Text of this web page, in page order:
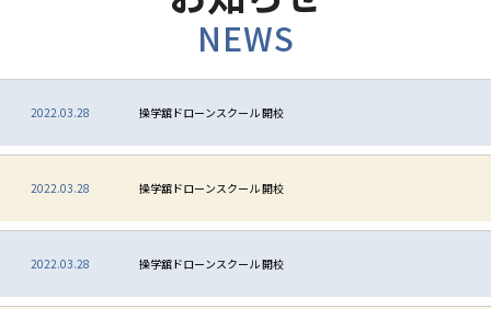
NEWS
2022.03.28 操学舘ドローンスクール 開校
2022.03.28 操学舘ドローンスクール 開校
2022.03.28 操学舘ドローンスクール 開校